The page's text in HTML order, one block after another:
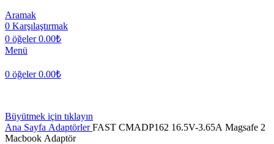
Aramak
0 Karşılaştırmak
0 öğeler 0.00₺
Menü
0 öğeler 0.00₺
Büyütmek için tıklayın
Ana Sayfa AdaptörlerFAST CMADP162 16.5V-3.65A Magsafe 2
Macbook Adaptör